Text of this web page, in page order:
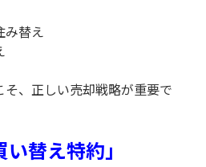
み替え
、正しい売却戦略が重要で
替え特約」